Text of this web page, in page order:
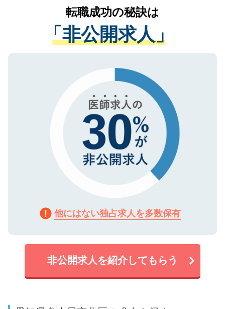
は、個人情報の取り扱いについての厳密な
管理基準を満たした事業者のみに付与され
る、プライバシーマークを取得済みです。
で、機密保持に関してもご安心ください。
かがいして、現在の医療機関の状況や紹介
経験をまじえながら、適切なアドバイスを
させていただきます。すぐにご転職をされ
ない方には、長期的なサポートが可能です
ので、まずはご登録ください。
転職成功の秘訣は
「非公開求人」
他にはない独占求人を多数保有
非公開求人を紹介してもらう